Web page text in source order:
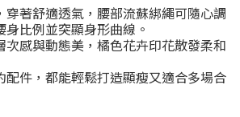
穿著舒適透氣，腰部流蘇綁繩可隨心調
比例並突顯身形曲線。
次感與動態美，橘色花卉印花散發柔和
配件，都能輕鬆打造顯瘦又適合多場合